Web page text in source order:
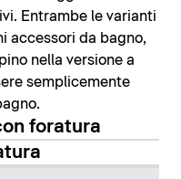
Entrambe le varianti
accessori da bagno,
nella versione a
semplicemente
foratura